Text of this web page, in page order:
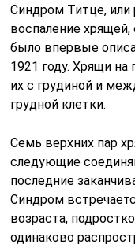
Синдром Титце, или
воспаление
было впервые
1921 году. Хрящи
их с грудиной и
грудной клетки.
Семь верхних пар
следующие
последние
Синдром
возраста,
одинаково